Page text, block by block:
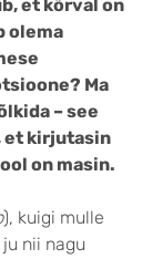
et kõrval on
olema
Ma
– see
et kirjutasin
on masin.
), kuigi mulle
nii nagu